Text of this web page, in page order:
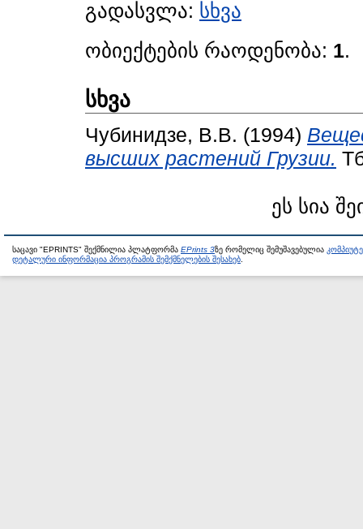
გადასვლა: სხვა
ობიექტების რაოდენობა: 1.
სხვა
Чубинидзе, В.В. (1994)
высших растений Грузии.
ეს სია
საცავი "EPRINTS" შექმნილია პლატფორმა EPrints 3ზე რომელიც შემუშავებულია
დეტალური ინფორმაცია პროგრამის შემქმნელების შესახებ